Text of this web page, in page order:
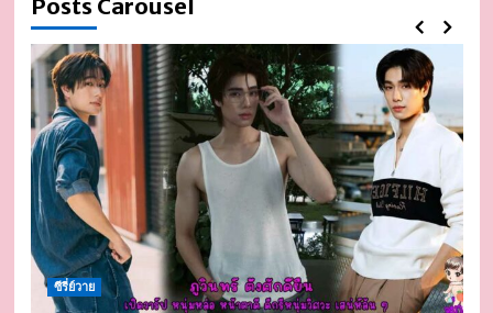
ดี
หุ่น
ดี
ยิ้ม
ขวัญใจ
ไทย
Posts Carousel
ซีรี่ย์วาย